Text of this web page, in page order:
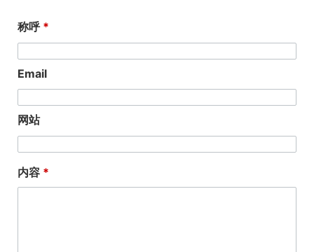
称呼
Email
网站
内容